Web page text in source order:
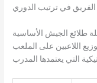
طلائع الجيش الأساسية
اللاعبين على الملعب